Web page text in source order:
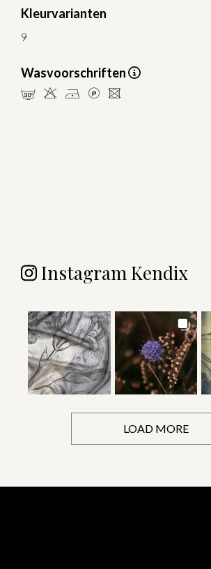
Kleurvarianten
9
Wasvoorschriften
mHDLU
Instagram Kendix
LOAD MORE